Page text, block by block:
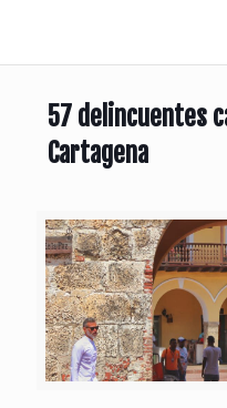
57 delincuentes
Cartagena